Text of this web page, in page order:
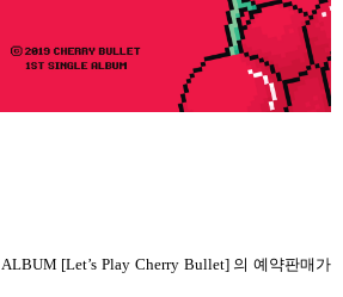
[Let’s Play Cherry Bullet] 의 예약판매가